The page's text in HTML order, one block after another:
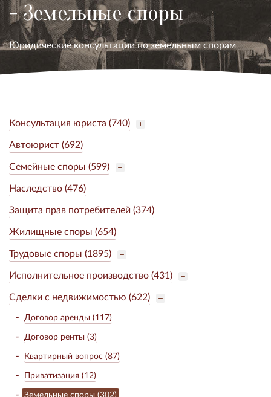
- Земельные споры
Юридические консультации по земельным спорам
Консультация юриста (740)
Автоюрист (692)
Семейные споры (599)
Наследство (476)
Защита прав потребителей (374)
Жилищные споры (654)
Трудовые споры (1895)
Исполнительное производство (431)
Сделки с недвижимостью (622)
Договор аренды (117)
Договор ренты (3)
Квартирный вопрос (87)
Приватизация (12)
Земельные споры (302)